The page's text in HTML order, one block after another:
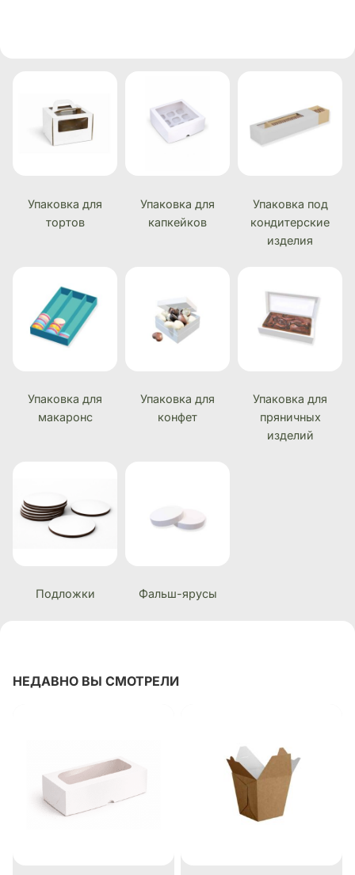
Упаковка для
тортов
Упаковка для
капкейков
Упаковка под
кондитерские
изделия
Упаковка для
макаронс
Упаковка для
конфет
Упаковка для
пряничных
изделий
Подложки Фальш-ярусы
НЕДАВНО ВЫ СМОТРЕЛИ